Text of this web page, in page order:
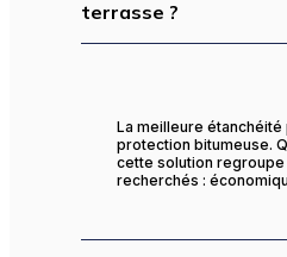
terrasse ?
La meilleure
protection bitumeuse.
cette solution
recherchés :